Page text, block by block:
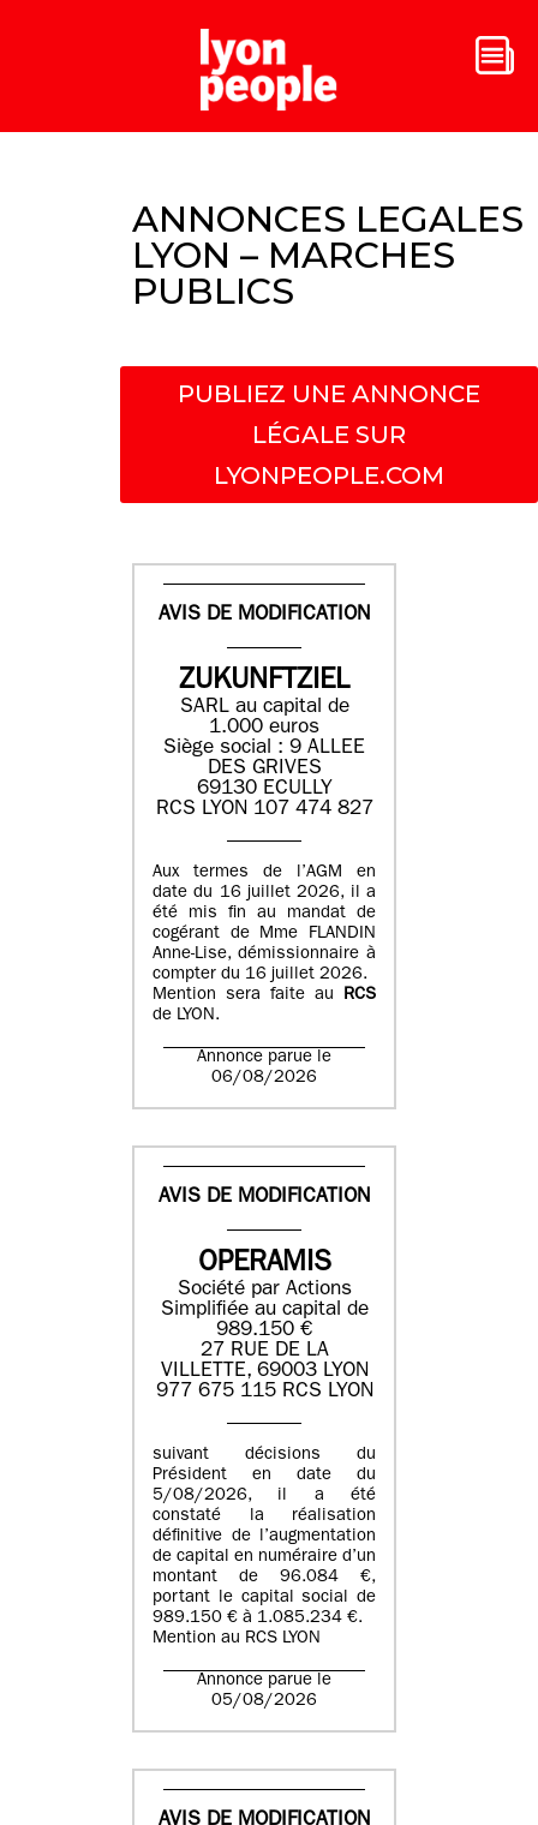
ANNONCES LEGALES
LYON – MARCHES
PUBLICS
PUBLIEZ UNE ANNONCE
LÉGALE SUR
LYONPEOPLE.COM
AVIS DE MODIFICATION
ZUKUNFTZIEL
SARL au capital de
1.000 euros
Siège social : 9 ALLEE
DES GRIVES
69130 ECULLY
RCS LYON 107 474 827
Aux termes de l’AGM en
date du 16 juillet 2026, il a
été mis fin au mandat de
cogérant de Mme FLANDIN
Anne-Lise, démissionnaire à
compter du 16 juillet 2026.
Mention sera faite au RCS
de LYON.
Annonce parue le
06/08/2026
AVIS DE MODIFICATION
OPERAMIS
Société par Actions
Simplifiée au capital de
989.150 €
27 RUE DE LA
VILLETTE, 69003 LYON
977 675 115 RCS LYON
suivant décisions du
Président en date du
5/08/2026, il a été
constaté la réalisation
définitive de l’augmentation
de capital en numéraire d’un
montant de 96.084 €,
portant le capital social de
989.150 € à 1.085.234 €.
Mention au RCS LYON
Annonce parue le
05/08/2026